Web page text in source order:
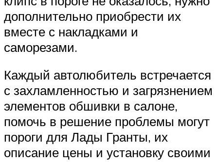
дополнительно приобрести их
вместе с накладками и
саморезами.
Каждый автолюбитель встречается
с захламленностью и загрязнением
элементов обшивки в салоне,
помочь в решение проблемы могут
пороги для Лады Гранты, их
описание цены и установку своими